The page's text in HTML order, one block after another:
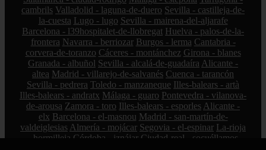
cambrils Valladolid - laguna-de-duero Sevilla - castilleja-de-
la-cuesta Lugo - lugo Sevilla - mairena-del-aljarafe
Barcelona - l39hospitalet-de-llobregat Huelva - palos-de-la-
frontera Navarra - berriozar Burgos - lerma Cantabria -
corvera-de-toranzo Cáceres - montánchez Girona - blanes
Granada - albuñol Sevilla - alcalá-de-guadaíra Alicante -
altea Madrid - villarejo-de-salvanés Cuenca - tarancón
Sevilla - pedrera Toledo - manzaneque Illes-balears - artà
Illes-balears - andratx Málaga - guaro Pontevedra - vilanova-
de-arousa Zamora - toro Illes-balears - esporles Alicante -
elx Barcelona - el-masnou Madrid - san-martín-de-
valdeiglesias Almería - mojácar Segovia - el-espinar La-rioja
- hormilleja Córdoba - iznájar Ciudad-real - socuéllamos